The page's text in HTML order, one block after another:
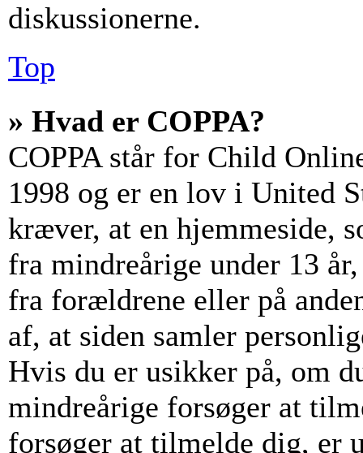
diskussionerne.
Top
» Hvad er COPPA?
COPPA står for Child
1998 og er en lov i United
kræver, at en hjemmeside,
fra mindreårige under 13
fra forældrene eller på
af, at siden samler
Hvis du er usikker på, om
mindreårige forsøger at
forsøger at tilmelde dig, er